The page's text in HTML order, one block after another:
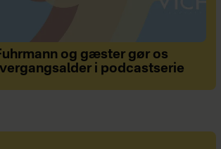
og gæster gør os
i podcastserie